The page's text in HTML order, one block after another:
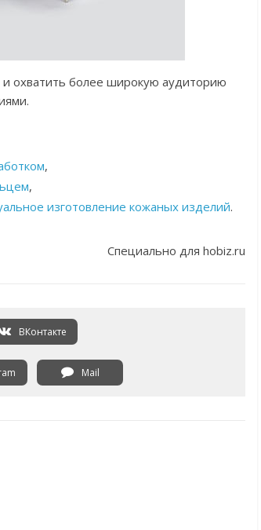
охватить более широкую аудиторию
,
,
изготовление кожаных изделий.
Специально для hobiz.ru
ВКонтакте
Mail